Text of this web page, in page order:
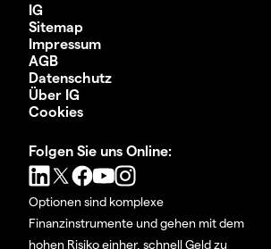
IG
Sitemap
Impressum
AGB
Datenschutz
Über IG
Cookies
Folgen Sie uns Online:
Optionen sind komplexe
Finanzinstrumente und gehen mit dem
hohen Risiko einher, schnell Geld zu